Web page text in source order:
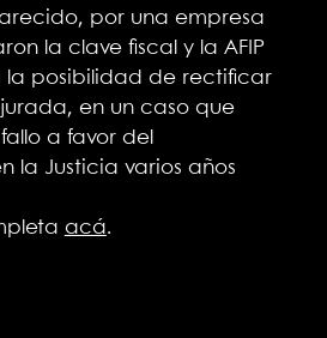
por una empresa
la clave fiscal y la AFIP
la posibilidad de rectificar
en un caso que
a favor del
la Justicia varios años
acá.